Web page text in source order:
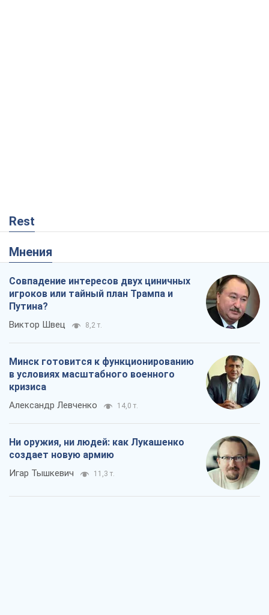
Rest
Мнения
Совпадение интересов двух циничных
игроков или тайный план Трампа и
Путина?
Виктор Швец 8,2 т.
Минск готовится к функционированию
в условиях масштабного военного
кризиса
Александр Левченко 14,0 т.
Ни оружия, ни людей: как Лукашенко
создает новую армию
Игар Тышкевич 11,3 т.